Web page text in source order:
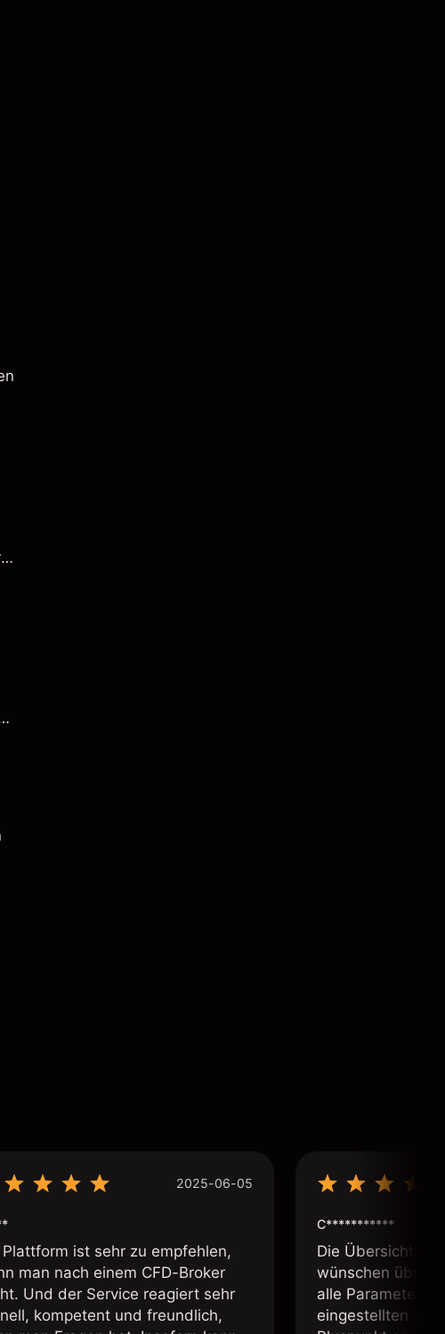
2025-06-05
Plattform ist sehr zu empfehlen,
man nach einem CFD-Broker
Und der Service reagiert sehr
kompetent und freundlich,
C***********
Die
wünschen übrig.
alle Parameter in
eingestellten